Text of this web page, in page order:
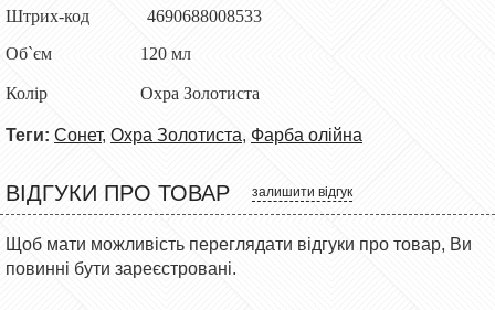
Штрих-код 4690688008533
Об`єм 120 мл
Колір Охра Золотиста
Теги: Сонет, Охра Золотиста, Фарба олійна
ВІДГУКИ ПРО ТОВАР залишити відгук
Щоб мати можливість переглядати відгуки про товар, Ви
повинні бути зареєстровані.